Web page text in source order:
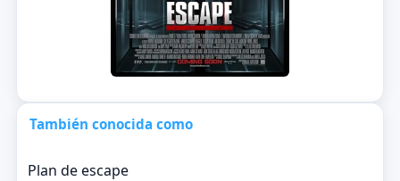
También conocida como
Plan de escape